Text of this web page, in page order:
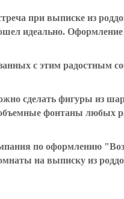
при выписке из
идеально.
с этим радостным
фигуры из
фонтаны любых
по оформлению
на выписку из